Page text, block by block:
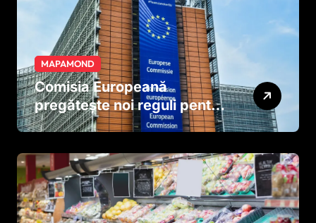
MAPAMOND
Comisia Europeană
pregătește noi reguli pentru
tutun și țigările electronice